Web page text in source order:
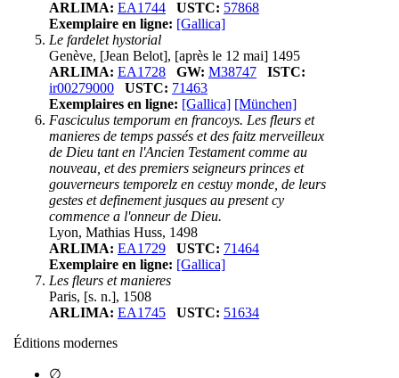
ARLIMA: EA1744 USTC: 57868
Exemplaire en ligne: [Gallica]
Le fardelet hystorial
Genève, [Jean Belot], [après le 12 mai] 1495
ARLIMA: EA1728 GW: M38747
ISTC:
ir00279000
USTC: 71463
Exemplaires en ligne: [Gallica] [München]
Fasciculus temporum en francoys. Les fleurs et
manieres de temps passés et des faitz merveilleux
de Dieu tant en l'Ancien Testament comme au
nouveau, et des premiers seigneurs princes et
gouverneurs temporelz en cestuy monde, de leurs
gestes et definement jusques au present cy
commence a l'onneur de Dieu.
Lyon, Mathias Huss, 1498
ARLIMA: EA1729 USTC: 71464
Exemplaire en ligne: [Gallica]
Les fleurs et manieres
Paris, [s. n.], 1508
ARLIMA: EA1745 USTC: 51634
Éditions modernes
∅